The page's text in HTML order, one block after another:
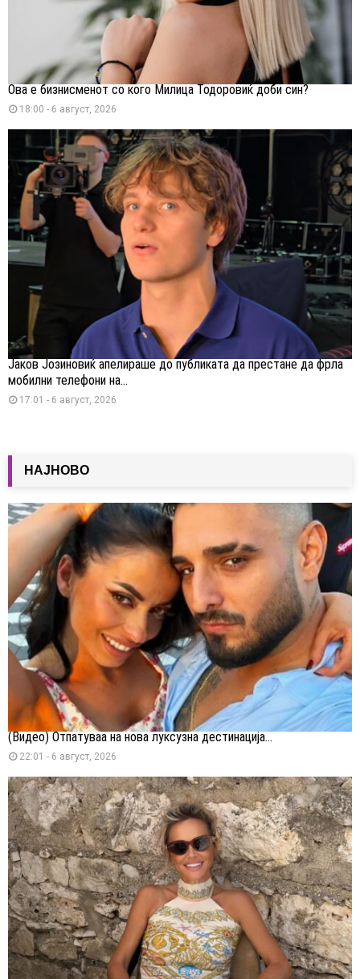
Ова е бизнисменот со кого Милица Тодоровиќ доби син?
18:00 - 6 август, 2026
Јаков Јозиновиќ апелираше до публиката да престане да фрла
мобилни телефони на...
17:01 - 6 август, 2026
НАЈНОВО
(Видео) Отпатуваа на нова луксузна дестинација...
22:01 - 6 август, 2026